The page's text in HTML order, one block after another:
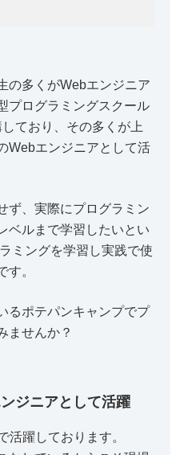
の多くがWebエンジニア
プログラミングスクール
ており、その多くが上
Webエンジニアとして活
ず、実際にプログラミン
ベルまで学習したいとい
ミングを学習し実践で使
す。
るポテパンキャンプでプ
ませんか？
ジニアとして活躍
活躍しております。